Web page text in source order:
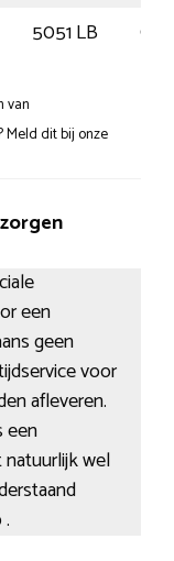
5051 LB
van
Meld dit bij onze
een
geen
voor
afleveren.
een
wel